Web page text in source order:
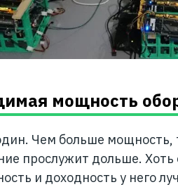
мощность
Чем больше
прослужит дольше.
и доходность у него